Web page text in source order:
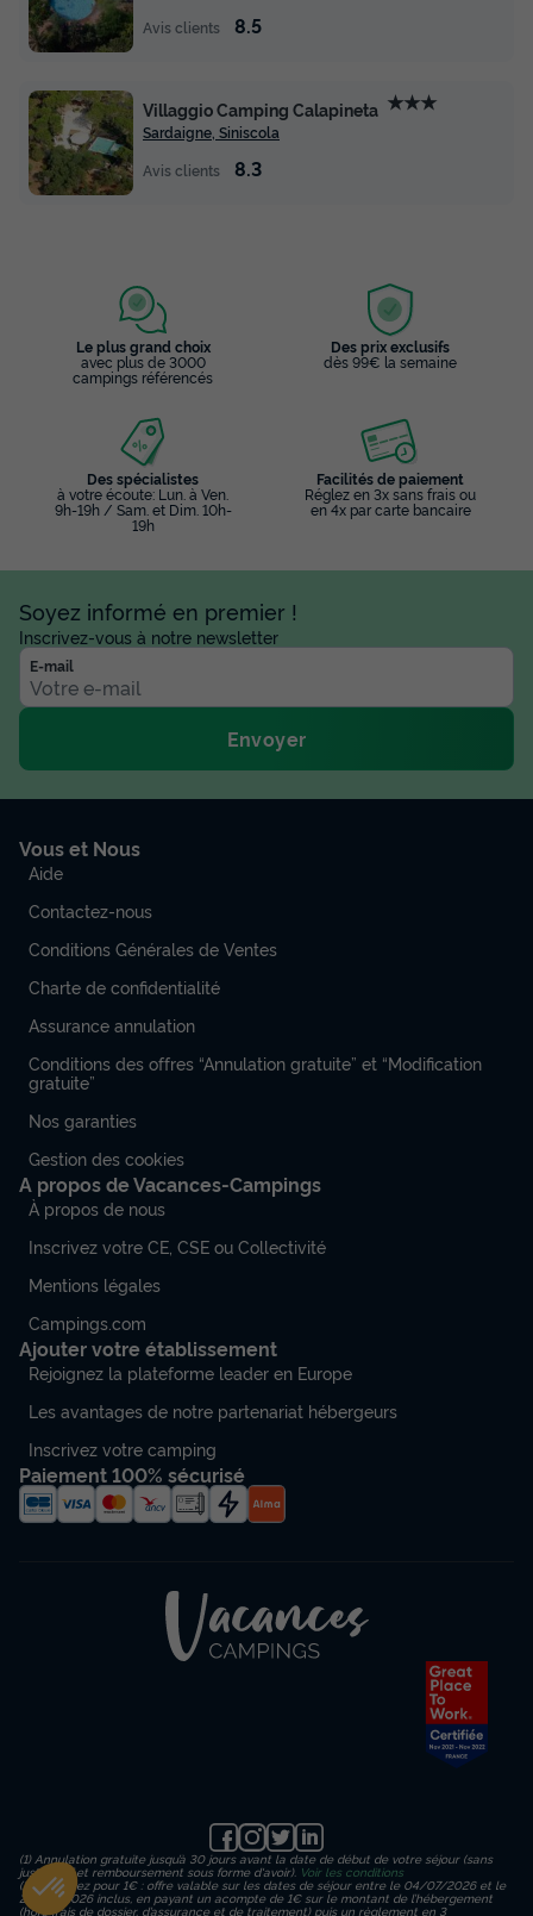
Avis clients
8.5
Villaggio Camping Calapineta ★★★
Sardaigne, Siniscola
Avis clients
8.3
Le plus grand choix
avec plus de 3000
campings référencés
Des prix exclusifs
dès 99€ la semaine
Des spécialistes
à votre écoute: Lun. à Ven.
9h-19h / Sam. et Dim. 10h-
19h
Facilités de paiement
Réglez en 3x sans frais ou
en 4x par carte bancaire
Soyez informé en premier !
Inscrivez-vous à notre newsletter
E-mail
Envoyer
Vous et Nous
Aide
Contactez-nous
Conditions Générales de Ventes
Charte de confidentialité
Assurance annulation
Conditions des offres “Annulation gratuite” et “Modification
gratuite”
Nos garanties
Gestion des cookies
A propos de Vacances-Campings
À propos de nous
Inscrivez votre CE, CSE ou Collectivité
Mentions légales
Campings.com
Ajouter votre établissement
Rejoignez la plateforme leader en Europe
Les avantages de notre partenariat hébergeurs
Inscrivez votre camping
Paiement 100% sécurisé
(1) Annulation gratuite jusqu’à 30 jours avant la date de début de votre séjour (sans
justificatif et remboursement sous forme d'avoir). Voir les conditions
(2) Réservez pour 1€ : offre valable sur les dates de séjour entre le 04/07/2026 et le
23/08/2026 inclus, en payant un acompte de 1€ sur le montant de l’hébergement
(hors frais de dossier, d’assurance et de traitement) puis un règlement en 3